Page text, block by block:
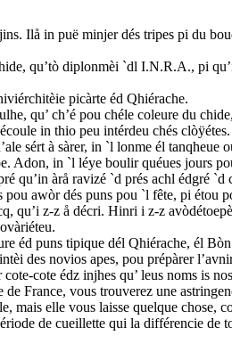
Ilå in puë minjer dés tripes pi du
qu’tò diplonmèi `dl I.N.R.A., pi
picàrte éd Qhiérache.
qu’ ch’é pou chéle coleure du
in thio peu intérdeu chés
sért à sàrer, in `l lonme él tanqheue
Adon, in `l léye boulir quéues jours
qu’in àrå ravizé `d prés achl édgré
awòr dés puns pou `l fête, pi
z-z å décri. Hinri i z-z
éd puns tipique dél Qhiérache, él
des novios apes, pou prépàrer
cote édz injhes qu’ leus noms is
France, vous trouverez une
elle vous laisse quelque chose,
de cueillette qui la différencie de